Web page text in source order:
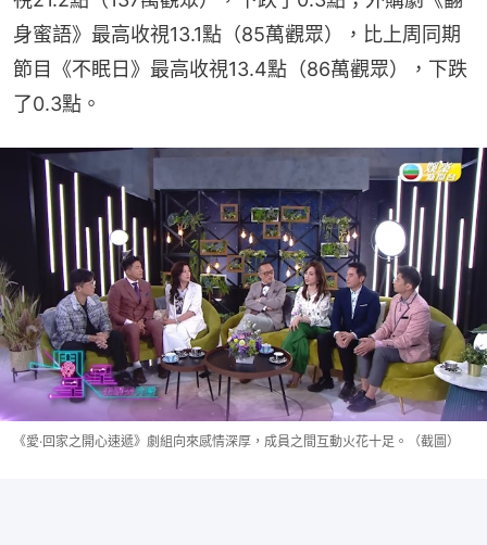
身蜜語》最高收視13.1點（85萬觀眾），比上周同期
節目《不眠日》最高收視13.4點（86萬觀眾），下跌
了0.3點。
《愛·回家之開心速遞》劇組向來感情深厚，成員之間互動火花十足。（截圖）